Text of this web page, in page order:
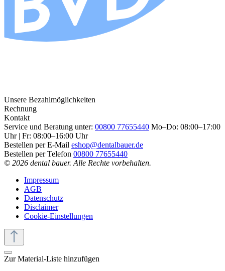
Unsere Bezahlmöglichkeiten
Rechnung
Kontakt
Service und Beratung unter: 00800 77655440 Mo–Do: 08:00–17:00
Uhr | Fr: 08:00–16:00 Uhr
Bestellen per E-Mail eshop@dentalbauer.de
Bestellen per Telefon 00800 77655440
© 2026 dental bauer. Alle Rechte vorbehalten.
Impressum
AGB
Datenschutz
Disclaimer
Cookie-Einstellungen
Zur Material-Liste hinzufügen